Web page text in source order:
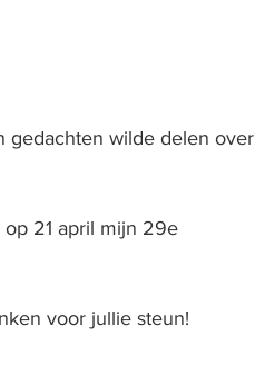
gedachten wilde delen over
21 april mijn 29e
voor jullie steun!